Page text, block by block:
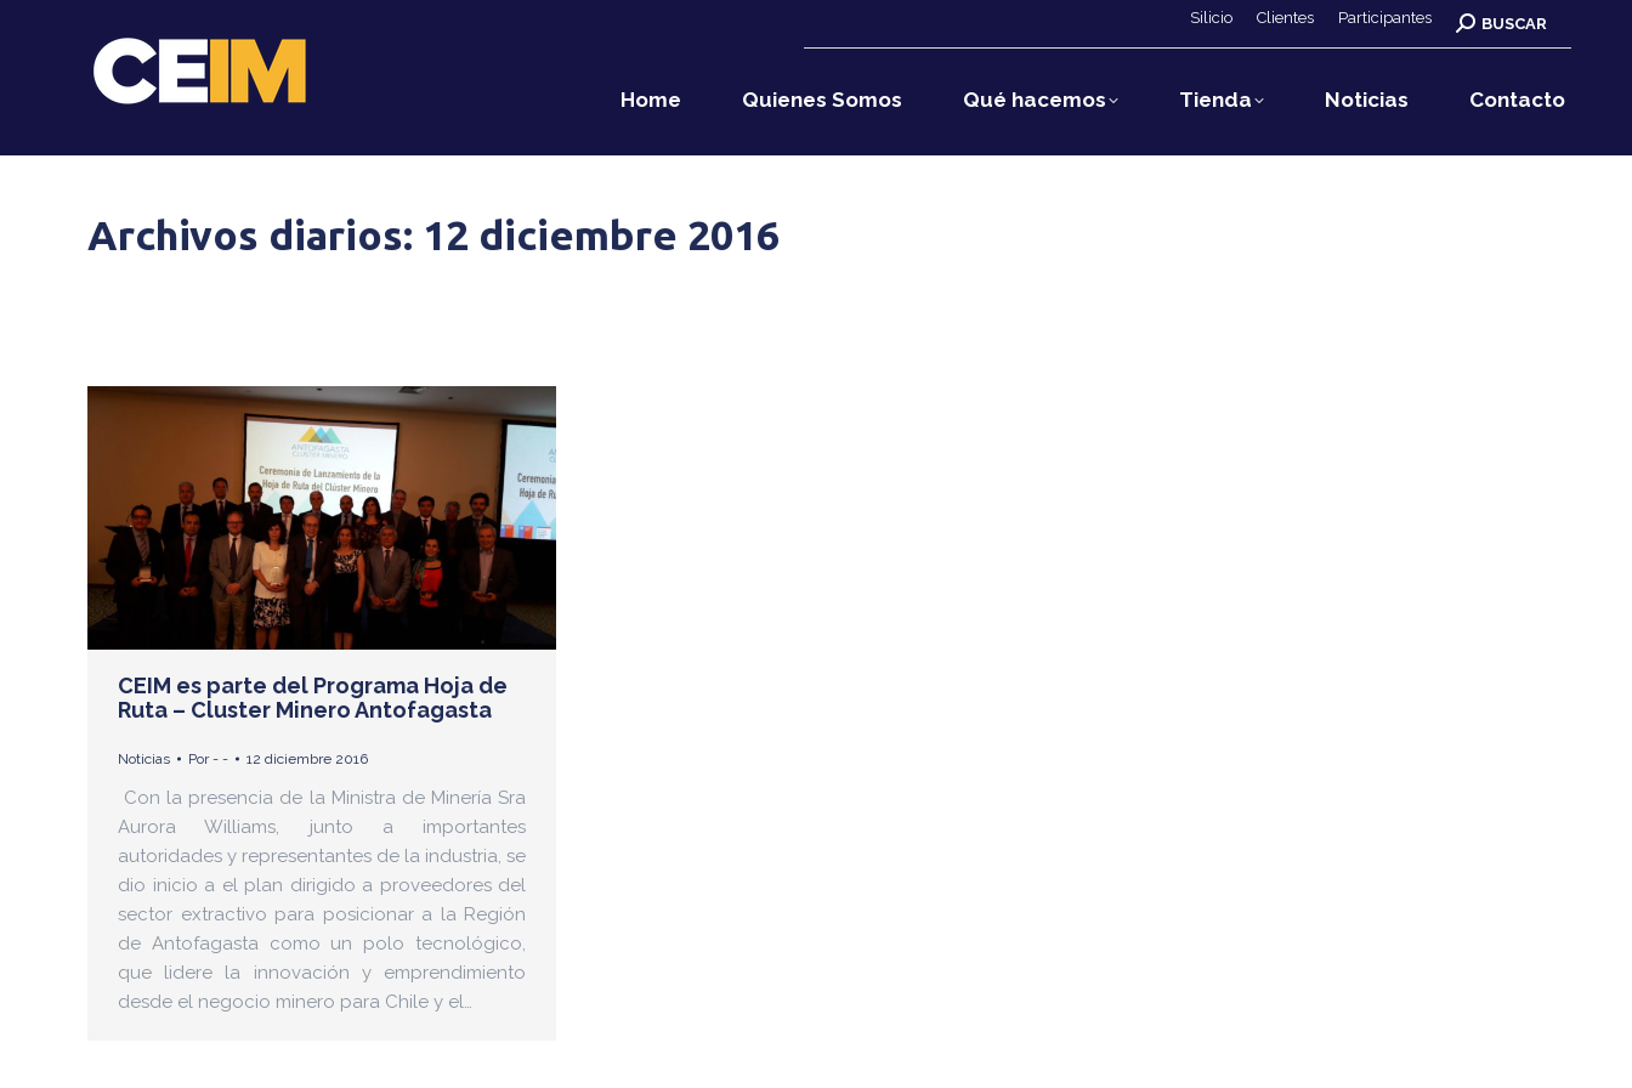
Silicio Clientes Participantes Buscar:
BUSCAR
Home Quienes Somos Qué hacemos Tienda Noticias Contacto
Archivos diarios: 12 diciembre 2016
CEIM es parte del Programa Hoja de
Ruta – Cluster Minero Antofagasta
Noticias Por- - 12 diciembre 2016
Con la presencia de la Ministra de Minería Sra
Aurora Williams, junto a importantes
autoridades y representantes de la industria, se
dio inicio a el plan dirigido a proveedores del
sector extractivo para posicionar a la Región
de Antofagasta como un polo tecnológico,
que lidere la innovación y emprendimiento
desde el negocio minero para Chile y el…